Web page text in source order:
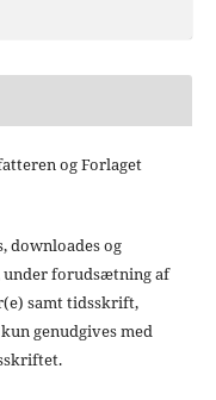
og Forlaget
downloades og
under forudsætning af
samt tidsskrift,
genudgives med